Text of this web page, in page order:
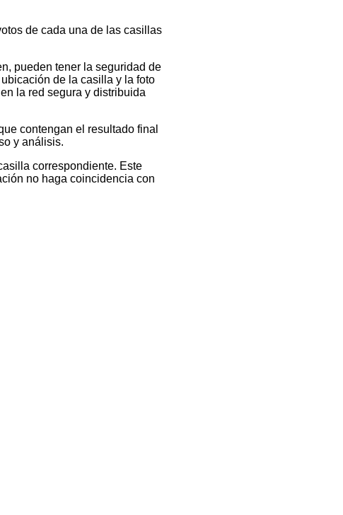
de cada una de las casillas
pueden tener la seguridad de
de la casilla y la foto
la red segura y distribuida
contengan el resultado final
y análisis.
correspondiente. Este
no haga coincidencia con